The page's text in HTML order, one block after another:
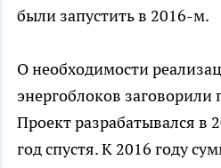
были запустить в 2016-м.
О необходимости
энергоблоков заговорили
Проект разрабатывался в
год спустя. К 2016 году